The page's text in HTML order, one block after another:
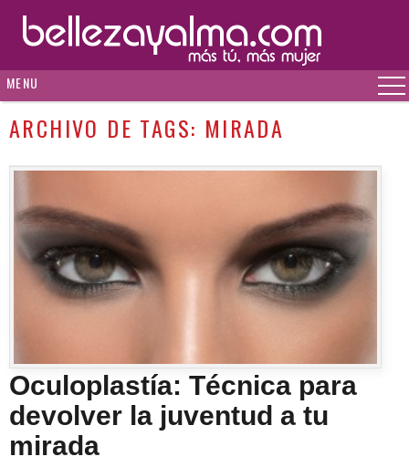
MENU
ARCHIVO DE TAGS: MIRADA
Oculoplastía: Técnica para
devolver la juventud a tu
mirada